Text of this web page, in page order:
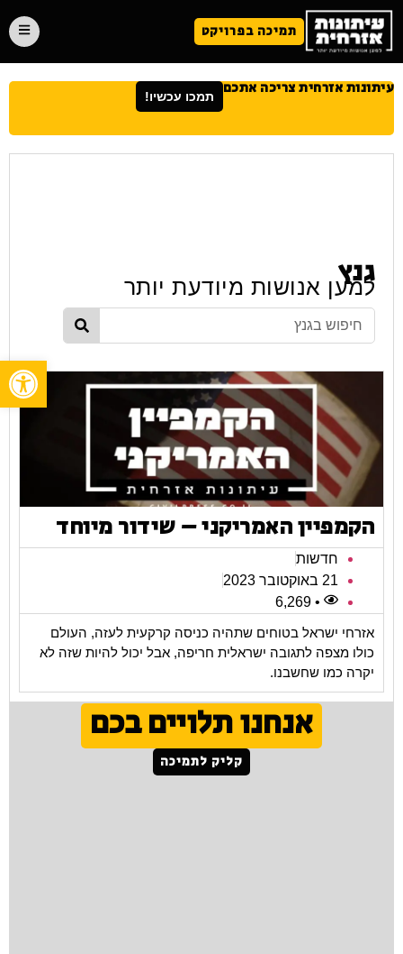
תמיכה בפרויקט
עיתונות אזרחית צריכה אתכם תמכו עכשיו!
גנץ
למען אנושות מיודעת יותר
הקמפיין האמריקני – שידור מיוחד
חדשות
21 באוקטובר 2023
• 6,269
אזרחי ישראל בטוחים שתהיה כניסה קרקעית לעזה, העולם
כולו מצפה לתגובה ישראלית חריפה, אבל יכול להיות שזה לא
יקרה כמו שחשבנו.
אנחנו תלויים בכם
קליק לתמיכה